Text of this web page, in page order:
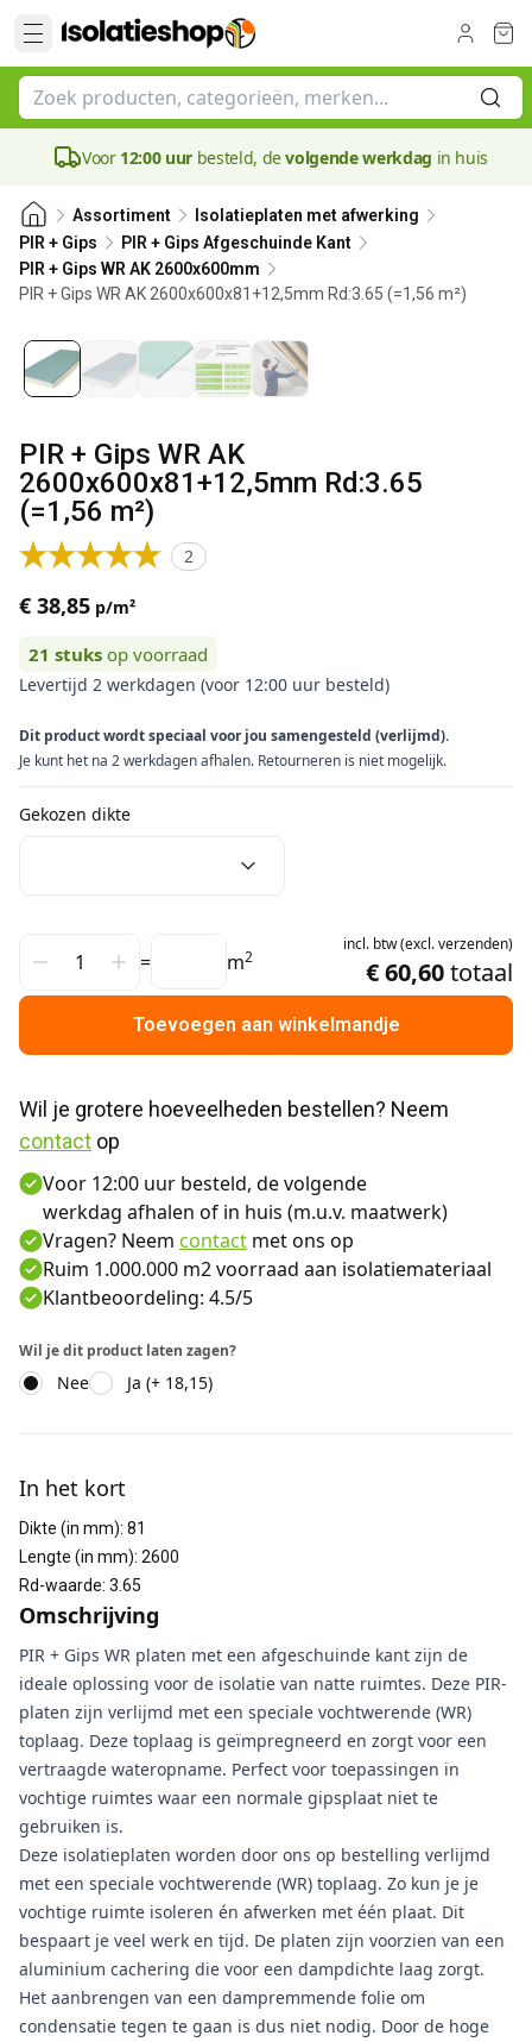
Voor 12:00 uur besteld, devolgende werkdag in huis
Assortiment
Isolatieplaten met afwerking
PIR + Gips
PIR + Gips Afgeschuinde Kant
PIR + Gips WR AK 2600x600mm
PIR + Gips WR AK 2600x600x81+12,5mm Rd:3.65 (=1,56 m²)
81 mm
PIR + Gips WR AK
2600x600x81+12,5mm Rd:3.65
(=1,56 m²)
2
€ 38,85 p/m²
21 stuks op voorraad
Levertijd 2 werkdagen (voor 12:00 uur besteld)
Dit product wordt speciaal voor jou samengesteld (verlijmd).
Je kunt het na 2 werkdagen afhalen. Retourneren is niet mogelijk.
Gekozen dikte
= m2
incl. btw(excl.verzenden)
€ 60,60totaal
Toevoegen aan winkelmandje
contact op
Voor 12:00 uur besteld, de volgende
werkdag afhalen of in huis (m.u.v. maatwerk)
Vragen? Neem contact met ons op
Ruim 1.000.000 m2 voorraad aan isolatiemateriaal
Klantbeoordeling: 4.5/5
Wil je dit product laten zagen?
Nee Ja (+ 18,15)
In het kort
Dikte (in mm): 81
Lengte (in mm): 2600
Rd-waarde: 3.65
Omschrijving
PIR + Gips WR platen met een afgeschuinde kant zijn de
ideale oplossing voor de isolatie van natte ruimtes. Deze PIR-
platen zijn verlijmd met een speciale vochtwerende (WR)
toplaag. Deze toplaag is geïmpregneerd en zorgt voor een
vertraagde wateropname. Perfect voor toepassingen in
vochtige ruimtes waar een normale gipsplaat niet te
gebruiken is.
Deze isolatieplaten worden door ons op bestelling verlijmd
met een speciale vochtwerende (WR) toplaag. Zo kun je je
vochtige ruimte isoleren én afwerken met één plaat. Dit
bespaart je veel werk en tijd. De platen zijn voorzien van een
aluminium cachering die voor een dampdichte laag zorgt.
Het aanbrengen van een dampremmende folie om
condensatie tegen te gaan is dus niet nodig. Door de hoge